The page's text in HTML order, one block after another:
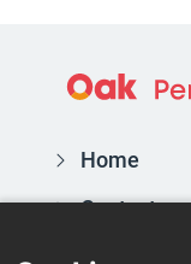
Home
Contact
Actueel